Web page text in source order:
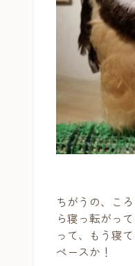
ちがうの、こ
ら寝っ転がって
って、もう寝
ペースか！